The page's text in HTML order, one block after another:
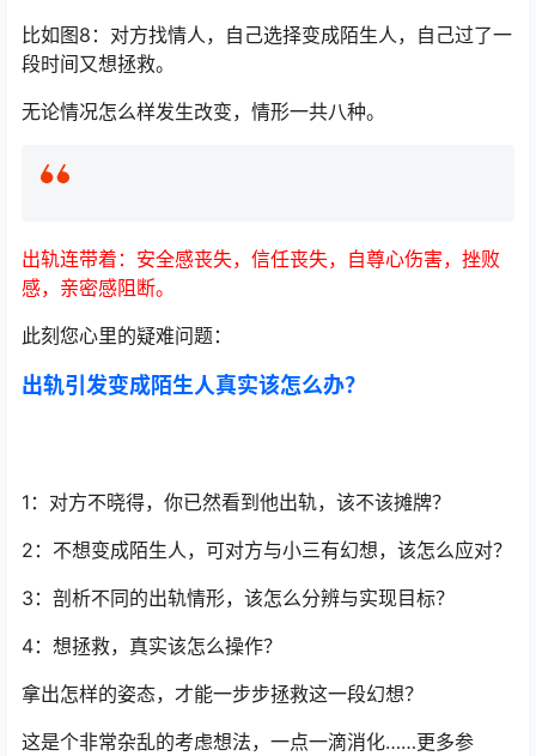
比如图8：对方找情人，自己选择变成陌生人，自己过了一
段时间又想拯救。
无论情况怎么样发生改变，情形一共八种。
出轨连带着：安全感丧失，信任丧失，自尊心伤害，挫败
感，亲密感阻断。
此刻您心里的疑难问题：
出轨引发变成陌生人真实该怎么办？
1：对方不晓得，你已然看到他出轨，该不该摊牌？
2：不想变成陌生人，可对方与小三有幻想，该怎么应对？
3：剖析不同的出轨情形，该怎么分辨与实现目标？
4：想拯救，真实该怎么操作？
拿出怎样的姿态，才能一步步拯救这一段幻想？
这是个非常杂乱的考虑想法，一点一滴消化……更多参